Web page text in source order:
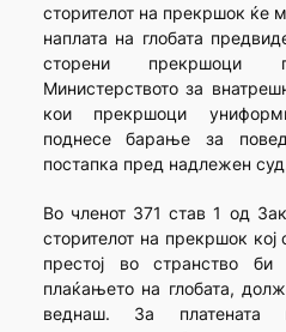
сторителот на прекршок ќе
наплата на глобата
сторени прекршоци
Министерството за
кои прекршоци
поднесе барање за
постапка пред надлежен
Во членот 371 став 1 од
сторителот на прекршок
престој во странство
плаќањето на глобата,
веднаш. За платената